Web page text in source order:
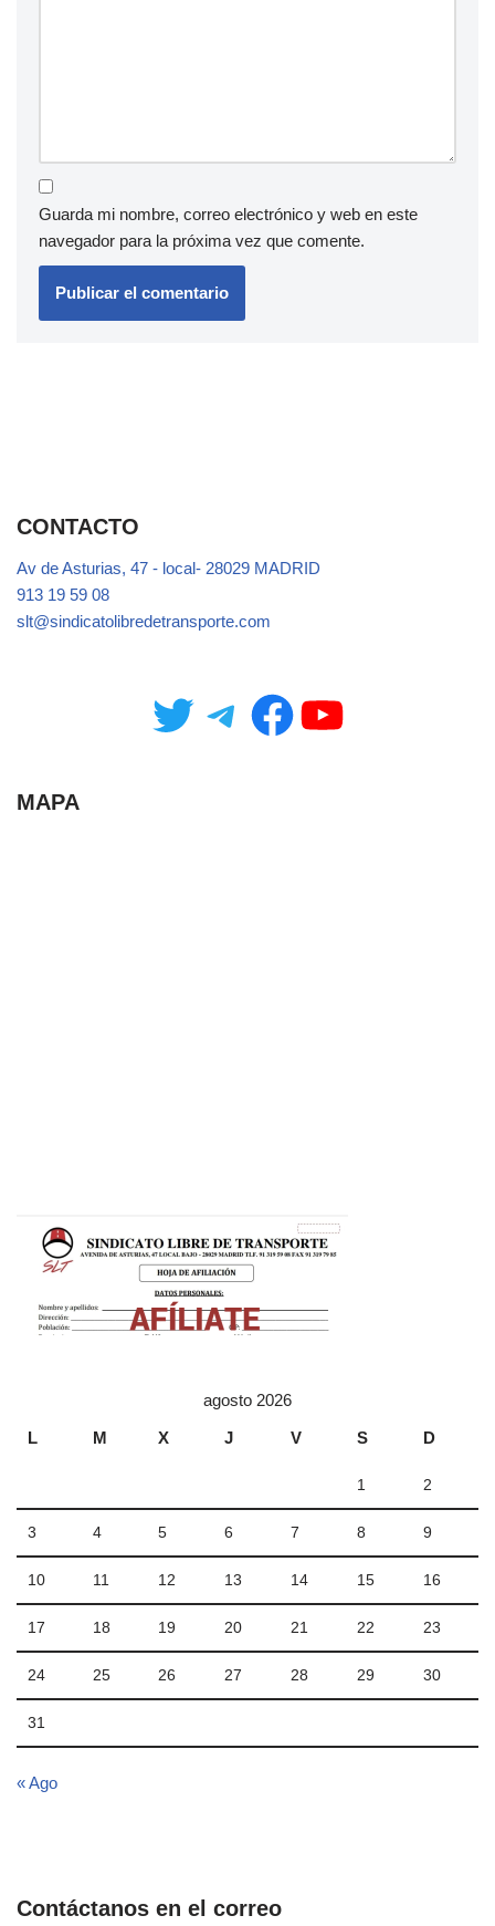
Guarda mi nombre, correo electrónico y web en este
navegador para la próxima vez que comente.
CONTACTO
Av de Asturias, 47 - local- 28029 MADRID
913 19 59 08
slt@sindicatolibredetransporte.com
MAPA
agosto 2026
L
M X J V S D
1 2
3 4 5 6 7 8 9
10 11 12 13 14 15 16
17 18 19 20 21 22 23
24 25 26 27 28 29 30
31
« Ago
Contáctanos en el correo